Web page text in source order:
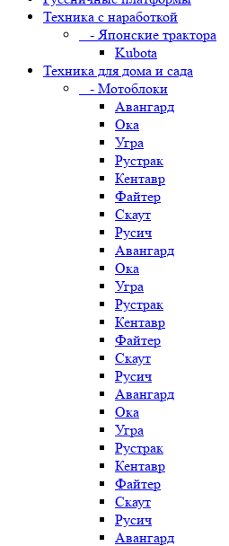
Техника с наработкой
- Японские трактора
Kubota
Техника для дома и сада
- Мотоблоки
Авангард
Ока
Угра
Рустрак
Кентавр
Файтер
Скаут
Русич
Авангард
Ока
Угра
Рустрак
Кентавр
Файтер
Скаут
Русич
Авангард
Ока
Угра
Рустрак
Кентавр
Файтер
Скаут
Русич
Авангард